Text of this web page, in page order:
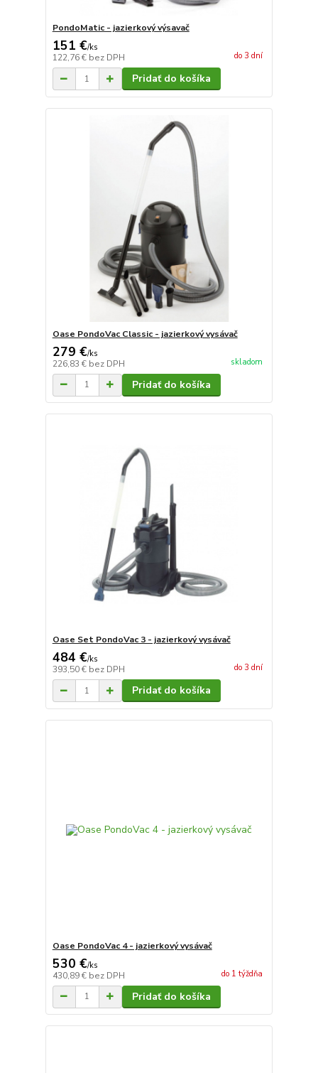
PondoMatic - jazierkový výsavač
151 €/ks
122,76 € bez DPH do 3 dní
Pridať do košíka
Oase PondoVac Classic - jazierkový vysávač
279 €/ks
226,83 € bez DPH skladom
Pridať do košíka
Oase Set PondoVac 3 - jazierkový vysávač
484 €/ks
393,50 € bez DPH do 3 dní
Pridať do košíka
Oase PondoVac 4 - jazierkový vysávač
530 €/ks
430,89 € bez DPH do 1 týždňa
Pridať do košíka